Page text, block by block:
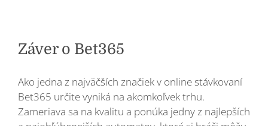
Záver o Bet365
Ako jedna z najväčších značiek v online stávkovaní
Bet365 určite vyniká na akomkoľvek trhu.
Zameriava sa na kvalitu a ponúka jedny z najlepších